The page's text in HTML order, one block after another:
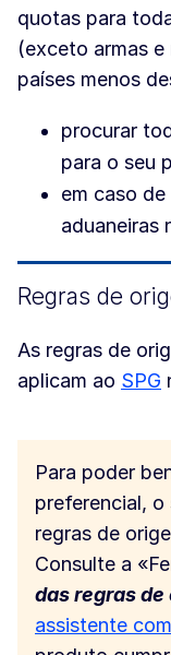
quotas para
(exceto armas
países menos
procurar
para o seu
em caso
aduaneiras
Regras de
As regras de
aplicam ao SPG
Para poder
preferencial,
regras de
Consulte a
das regras de
assistente